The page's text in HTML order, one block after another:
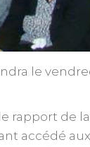
le
rapport de
accédé